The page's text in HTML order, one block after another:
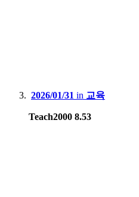
2026/01/31 in 교육
Teach2000 8.53